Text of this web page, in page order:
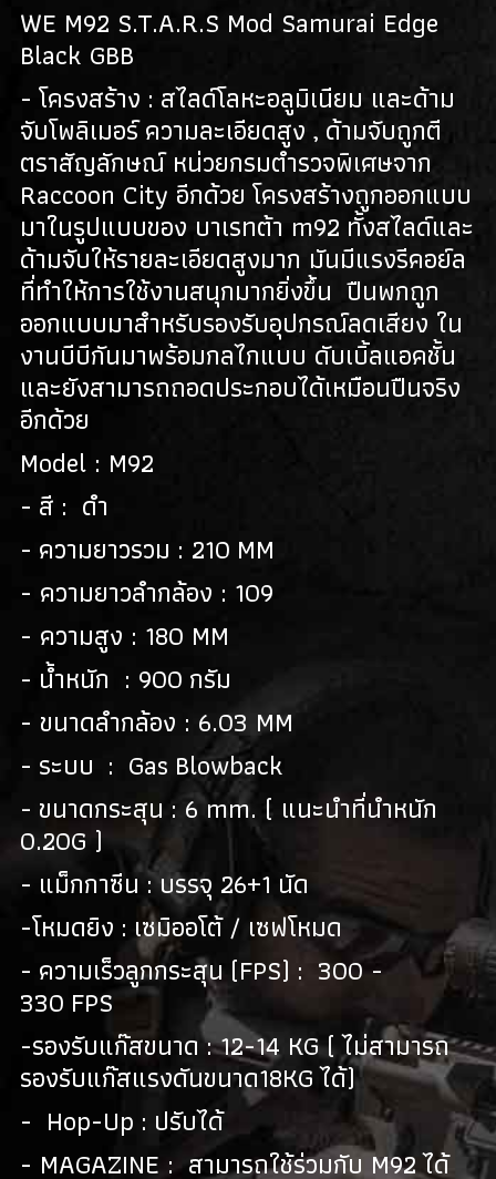
ปืนยาวสปริง SPRING AIRSOFT RIFLES(86)
แบลงค์กัน BLANK GUN
ปืนแบล๊งค์กัน BLANK GUN(276)
BLANK CARTRIDGE(10)
SCOPE/ GAS/อุปกรณ์เสริม
GAS/กระสุนบีบีกัน(47)
SCOPE , RED DOT(38)
อุปกรณ์เสริม(33)
WE M92 S.T.A.R.S Mod Samurai Edge
Black GBB
- โครงสร้าง : สไลด์โลหะอลูมิเนียม และด้าม
จับโพลิเมอร์ ความละเอียดสูง , ด้ามจับถูกตี
ตราสัญลักษณ์ หน่วยกรมตำรวจพิเศษจาก
Raccoon City อีกด้วย โครงสร้างถูกออกแบบ
มาในรูปแบบของ บาเรทต้า m92 ทั้งสไลด์และ
ด้ามจับให้รายละเอียดสูงมาก มันมีแรงรีคอย์ล
ที่ทำให้การใช้งานสนุกมากยิ่งขึ้น ปืนพกถูก
ออกแบบมาสำหรับรองรับอุปกรณ์ลดเสียง ใน
งานบีบีกันมาพร้อมกลไกแบบ ดับเบิ้ลแอคชั้น
และยังสามารถถอดประกอบได้เหมือนปืนจริง
อีกด้วย
Model : M92
- สี : ดำ
- ความยาวรวม : 210 MM
- ความยาวลำกล้อง : 109
- ความสูง : 180 MM
- น้ำหนัก : 900 กรัม
- ขนาดลำกล้อง : 6.03 MM
- ระบบ : Gas Blowback
- ขนาดกระสุน : 6 mm. ( แนะนำที่นำหนัก
0.20G )
- แม็กกาซีน : บรรจุ 26+1 นัด
-โหมดยิง : เซมิออโต้ / เซฟโหมด
- ความเร็วลูกกระสุน (FPS) : 300 -
330 FPS
-รองรับแก๊สขนาด : 12-14 KG ( ไม่สามารถ
รองรับแก๊สแรงดันขนาด18KG ได้)
- Hop-Up : ปรับได้
- MAGAZINE : สามารถใช้ร่วมกับ M92 ได้